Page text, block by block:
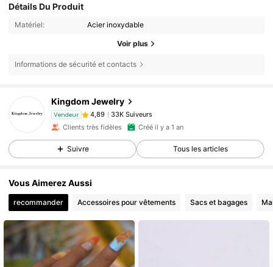
Détails Du Produit
Matériel: Acier inoxydable
Voir plus
Informations de sécurité et contacts
Kingdom Jewelry
Vendeur
33K Suiveurs
e***8est en train de naviguer
4,89
33K Suiveurs
33K Suiveurs
Clients très fidèles Créé il y a 1 an
Suivre Tous les articles
Vous Aimerez Aussi
recommander Accessoires pour vêtements Sacs et bagages